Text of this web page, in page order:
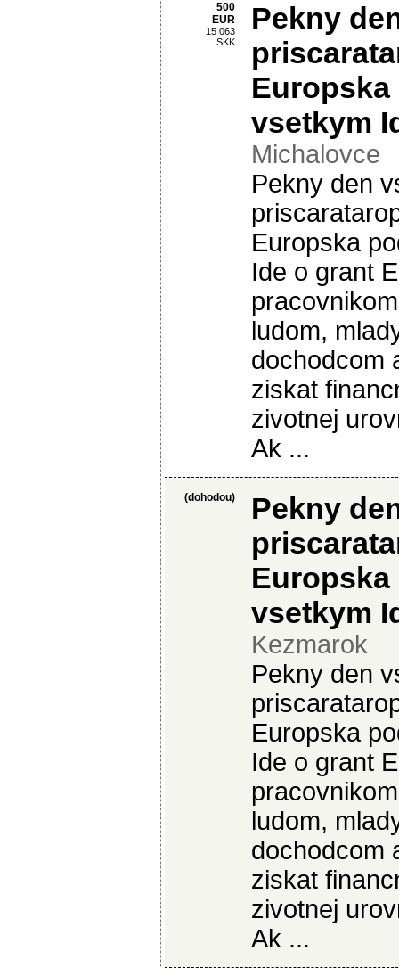
500
EUR
15 063
SKK
Pekny
vsetkym
Michalovce
Pekny den
Europska
Ide o grant
ludom,
dochodcom
ziskat
zivotnej
Ak ...
(dohodou)
Pekny
vsetkym
Kezmarok
Pekny den
Europska
Ide o grant
ludom,
dochodcom
ziskat
zivotnej
Ak ...